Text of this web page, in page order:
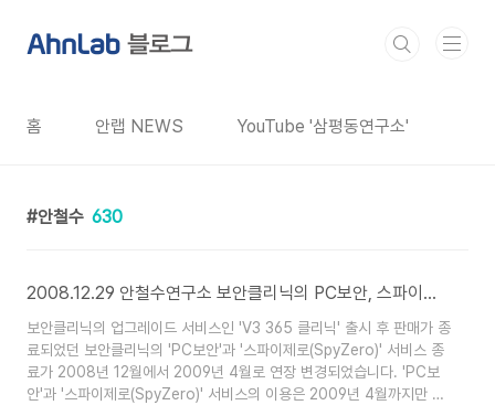
홈 안랩 NEWS YouTube '삼평동연구소'
안철수 630
2008.12.29 안철수연구소 보안클리닉의 PC보안, 스파이제로 서비스 종료 안내
보안클리닉의 업그레이드 서비스인 'V3 365 클리닉' 출시 후 판매가 종
료되었던 보안클리닉의 'PC보안'과 '스파이제로(SpyZero)' 서비스 종
료가 2008년 12월에서 2009년 4월로 연장 변경되었습니다. 'PC보
안'과 '스파이제로(SpyZero)' 서비스의 이용은 2009년 4월까지만 이